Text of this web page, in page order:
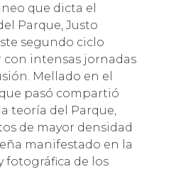
que dicta el
Parque, Justo
segundo ciclo
intensas jornadas
Mellado en el
pasó compartió
teoría del Parque,
de mayor densidad
manifestado en la
fotográfica de los